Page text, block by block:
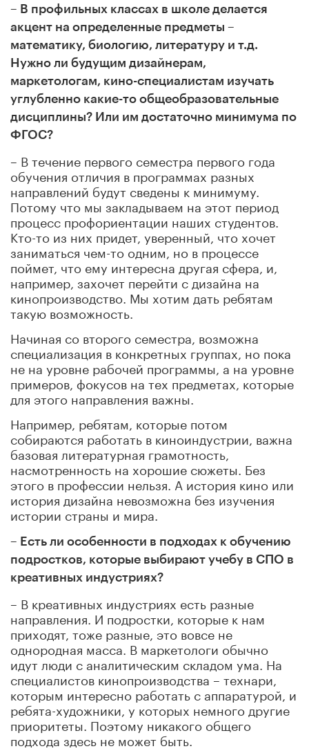
– В профильных классах в школе делается
акцент на определенные предметы –
математику, биологию, литературу и т.д.
Нужно ли будущим дизайнерам,
маркетологам, кино-специалистам изучать
углубленно какие-то общеобразовательные
дисциплины? Или им достаточно минимума по
ФГОС?
– В течение первого семестра первого года
обучения отличия в программах разных
направлений будут сведены к минимуму.
Потому что мы закладываем на этот период
процесс профориентации наших студентов.
Кто-то из них придет, уверенный, что хочет
заниматься чем-то одним, но в процессе
поймет, что ему интересна другая сфера, и,
например, захочет перейти с дизайна на
кинопроизводство. Мы хотим дать ребятам
такую возможность.
Начиная со второго семестра, возможна
специализация в конкретных группах, но пока
не на уровне рабочей программы, а на уровне
примеров, фокусов на тех предметах, которые
для этого направления важны.
Например, ребятам, которые потом
собираются работать в киноиндустрии, важна
базовая литературная грамотность,
насмотренность на хорошие сюжеты. Без
этого в профессии нельзя. А история кино или
история дизайна невозможна без изучения
истории страны и мира.
– Есть ли особенности в подходах к обучению
подростков, которые выбирают учебу в СПО в
креативных индустриях?
– В креативных индустриях есть разные
направления. И подростки, которые к нам
приходят, тоже разные, это вовсе не
однородная масса. В маркетологи обычно
идут люди с аналитическим складом ума. На
специалистов кинопроизводства – технари,
которым интересно работать с аппаратурой, и
ребята-художники, у которых немного другие
приоритеты. Поэтому никакого общего
подхода здесь не может быть.